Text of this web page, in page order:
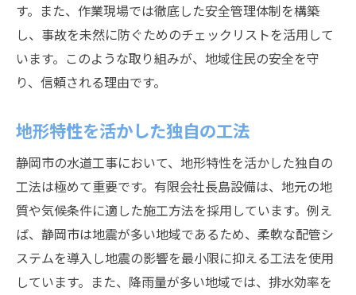
す。また、作業現場では徹底した安全管理体制を構築
し、事故を未然に防ぐためのチェックリストを活用して
います。このような取り組みが、地域住民の安全を守
り、信頼される理由です。
地形特性を活かした独自の工法
静岡市の水道工事において、地形特性を活かした独自の
工法は極めて重要です。有限会社長島設備は、地元の地
質や気候条件に適した施工方法を採用しています。例え
ば、静岡市は地震が多い地域であるため、柔軟な配管シ
ステムを導入し地震の影響を最小限に抑える工法を使用
しています。また、降雨量が多い地域では、排水効率を